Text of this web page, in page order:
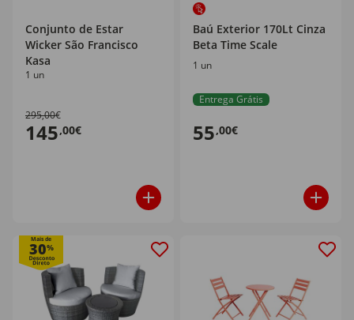
Conjunto de Estar
Wicker São Francisco
Kasa
1 un
295,00€
145,00€
Baú Exterior 170Lt Cinza
Beta Time Scale
1 un
Entrega Grátis
55,00€
Mais de
30%